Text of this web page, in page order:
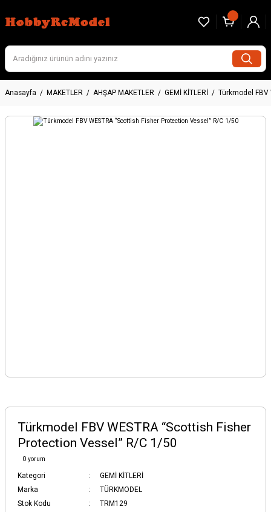
Anasayfa MAKETLER AHŞAP MAKETLER GEMİ KİTLERİ Türkmodel FBV
Türkmodel FBV WESTRA “Scottish Fisher
Protection Vessel” R/C 1/50
0 yorum
Kategori
GEMİ KİTLERİ
Marka
TÜRKMODEL
Stok Kodu
TRM129